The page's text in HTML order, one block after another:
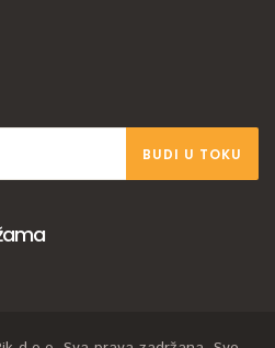
BUDI U TOKU